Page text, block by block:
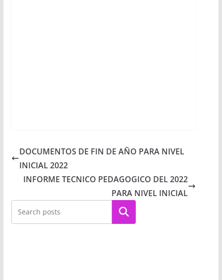
DOCUMENTOS DE FIN DE AÑO PARA NIVEL
INICIAL 2022
INFORME TECNICO PEDAGOGICO DEL 2022
PARA NIVEL INICIAL
Buscar